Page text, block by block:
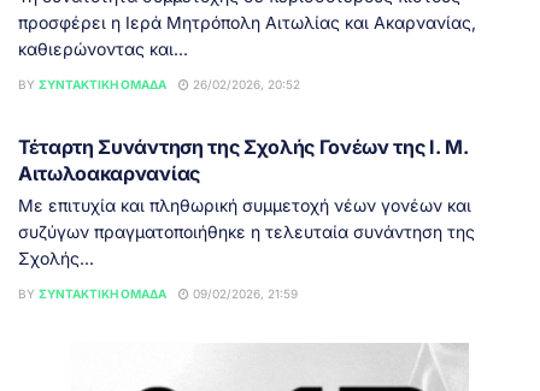
προσφέρει η Ιερά Μητρόπολη Αιτωλίας και Ακαρνανίας,
καθιερώνοντας και...
BY ΣΥΝΤΑΚΤΙΚΉ ΟΜΆΔΑ 26/02/2026, 20:52
Τέταρτη Συνάντηση της Σχολής Γονέων της Ι. Μ.
Αιτωλοακαρνανίας
Με επιτυχία και πληθωρική συμμετοχή νέων γονέων και
συζύγων πραγματοποιήθηκε η τελευταία συνάντηση της
Σχολής...
BY ΣΥΝΤΑΚΤΙΚΉ ΟΜΆΔΑ 09/02/2026, 21:59